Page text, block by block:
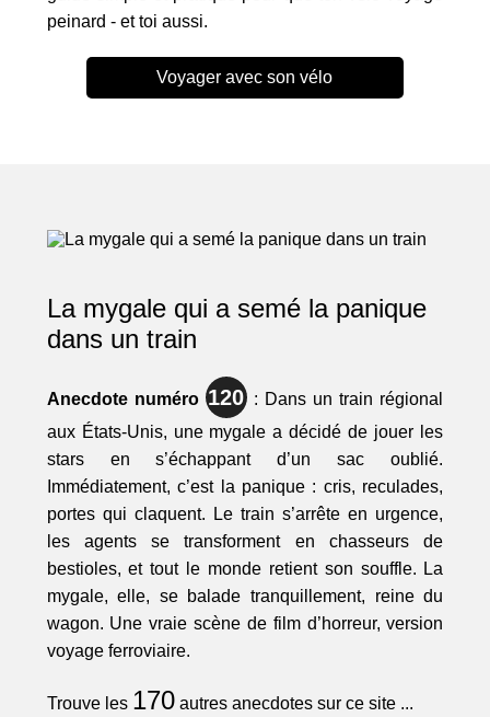
peinard - et toi aussi.
Voyager avec son vélo
La mygale qui a semé la panique
dans un train
Anecdote numéro 120: Dans un train régional
aux États-Unis, une mygale a décidé de jouer les
stars en s’échappant d’un sac oublié.
Immédiatement, c’est la panique : cris, reculades,
portes qui claquent. Le train s’arrête en urgence,
les agents se transforment en chasseurs de
bestioles, et tout le monde retient son souffle. La
mygale, elle, se balade tranquillement, reine du
wagon. Une vraie scène de film d’horreur, version
voyage ferroviaire.
Trouve les 170autres anecdotes sur ce site ...